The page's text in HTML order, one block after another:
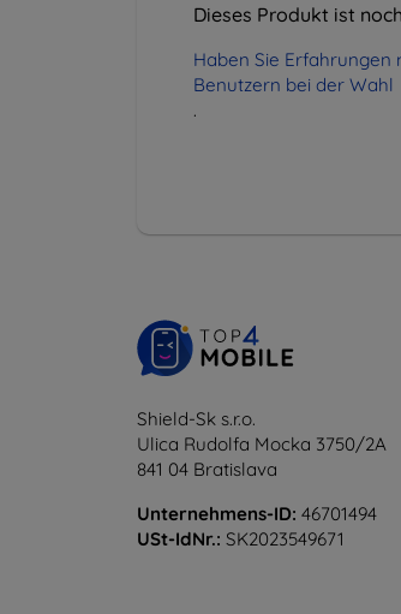
Dieses Produkt ist
Haben Sie Erfahrungen
Benutzern bei der Wahl
.
Shield-Sk s.r.o.
Ulica Rudolfa Mocka 3750/2A
841 04 Bratislava
Unternehmens-ID: 46701494
USt-IdNr.: SK2023549671